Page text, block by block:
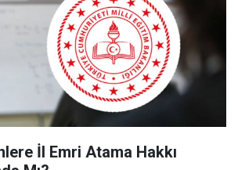
İl Emri Atama Hakkı